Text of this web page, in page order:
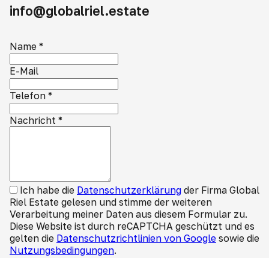
info@globalriel.estate
Name *
E-Mail
Telefon *
Nachricht *
Ich habe die Datenschutzerklärung der Firma Global
Riel Estate gelesen und stimme der weiteren
Verarbeitung meiner Daten aus diesem Formular zu.
Diese Website ist durch reCAPTCHA geschützt und es
gelten die Datenschutzrichtlinien von Google sowie die
Nutzungsbedingungen.